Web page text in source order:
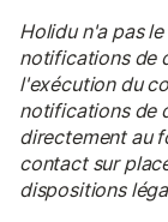
Holidu n'a pas
notifications de
l'exécution du
notifications de
directement au
contact sur
dispositions